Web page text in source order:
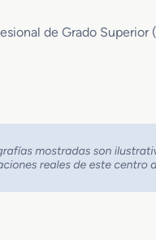
de Grado Superior